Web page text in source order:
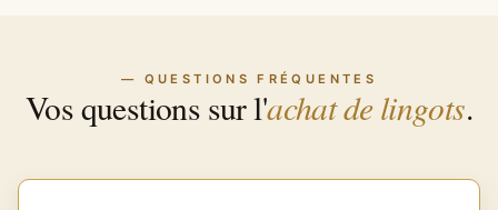
— QUESTIONS FRÉQUENTES
Vos questions sur l'achat de lingots.